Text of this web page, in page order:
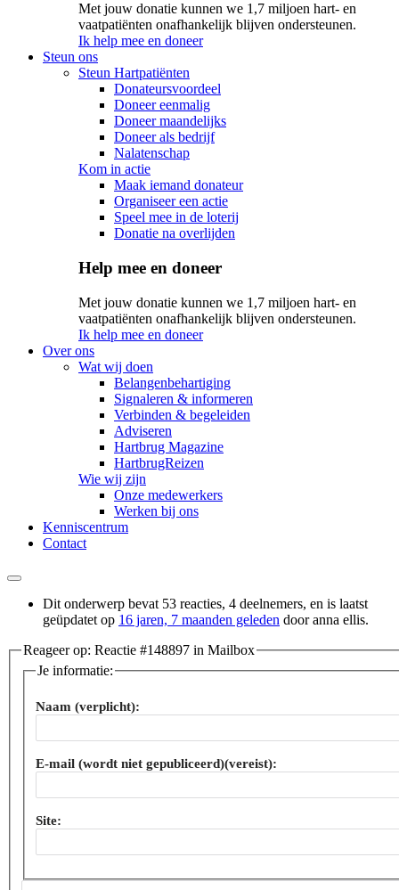
Met jouw donatie kunnen we 1,7 miljoen hart- en
vaatpatiënten onafhankelijk blijven ondersteunen.
Ik help mee en doneer
Steun ons
Steun Hartpatiënten
Donateursvoordeel
Doneer eenmalig
Doneer maandelijks
Doneer als bedrijf
Nalatenschap
Kom in actie
Maak iemand donateur
Organiseer een actie
Speel mee in de loterij
Donatie na overlijden
Help mee en doneer
Met jouw donatie kunnen we 1,7 miljoen hart- en
vaatpatiënten onafhankelijk blijven ondersteunen.
Ik help mee en doneer
Over ons
Wat wij doen
Belangenbehartiging
Signaleren & informeren
Verbinden & begeleiden
Adviseren
Hartbrug Magazine
HartbrugReizen
Wie wij zijn
Onze medewerkers
Werken bij ons
Kenniscentrum
Contact
Dit onderwerp bevat 53 reacties, 4 deelnemers, en is laatst
geüpdatet op 16 jaren, 7 maanden geleden dooranna ellis.
Reageer op: Reactie #148897 in Mailbox
Je informatie:
Naam (verplicht):
E-mail (wordt niet gepubliceerd)(vereist):
Site: